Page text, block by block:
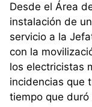
Desde el Área
instalación de
servicio a la
con la
los electricistas
incidencias que
tiempo que